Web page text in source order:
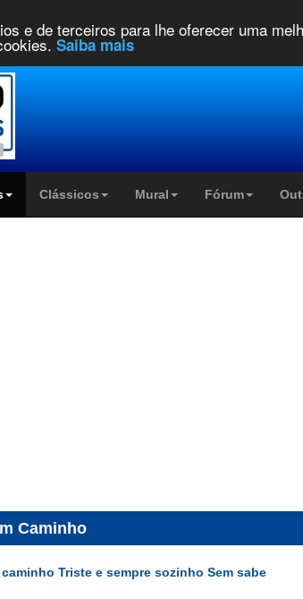
e de terceiros para lhe oferecer uma
Saiba mais
Clássicos Mural Fórum
Caminho
Triste e sempre sozinho Sem sabe